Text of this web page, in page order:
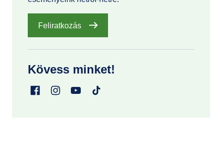
Feliratkozás
Kövess minket!